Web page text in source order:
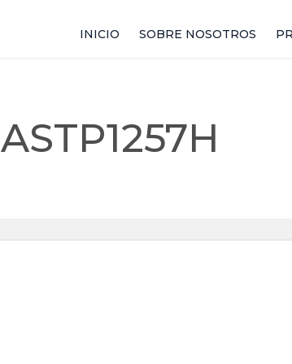
INICIO SOBRE NOSOTROS
ASTP1257H